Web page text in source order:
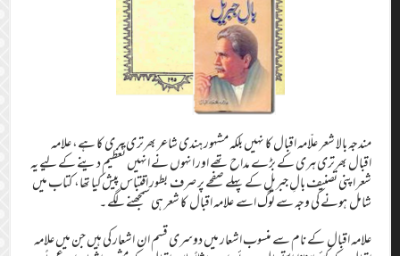
مندجہ بالا شعر علّامہ اقبال کا نہیں بلکہ مشہور ہندی شاعر بھرتری ہری کا ہے، علامہ
اقبال بھرتری ہری کے بڑے مداح تھے اور انہوں نے انہیں تعظیم دینے کے لیے یہ
شعر اپنی تصنیف بالِ جبریل کے پہلے صفحے پر صرف بطور اقتباس پیش کیا تھا، کتاب میں
شامل ہونے کی وجہ سے لوگ اسے علامہ اقبال کا شعر ہی سمجھنے لگے ۔
علامہ اقبال کے نام سے منسوب اشعار میں دوسری قسم ان اشعار کی ہیں جن میں علامہ